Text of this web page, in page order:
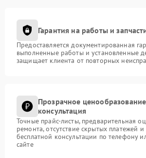
Гарантия на работы и
Предоставляется документированная
выполненные работы и установленные
защищает клиента от повторных
Прозрачное
консультация
Точные прайс-листы, предварительная
ремонта, отсутствие скрытых платежей
бесплатной консультации по телефону
сайте